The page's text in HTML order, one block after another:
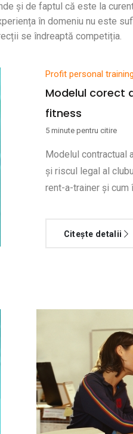
și de faptul că este la
în domeniu nu este
se îndreaptă competiția.
Profit personal training
Modelul corect
fitness
5 minute pentru citire
Modelul contractual
și riscul legal al
rent-a-trainer și cum
Citește detalii